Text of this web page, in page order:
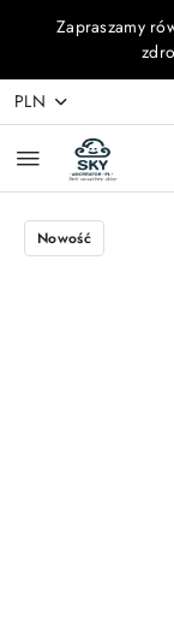
Przejdź do
Przejdź do
Przejdź do
Przejdź do
Przejdź do
Przejdź do
Zapraszamy
PLN
Nowość